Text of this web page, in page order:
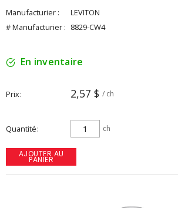
Manufacturier :
LEVITON
# Manufacturier : 8829-CW4
En inventaire
Prix 2,57 $ / ch
Quantité ch
AJOUTER AU
PANIER